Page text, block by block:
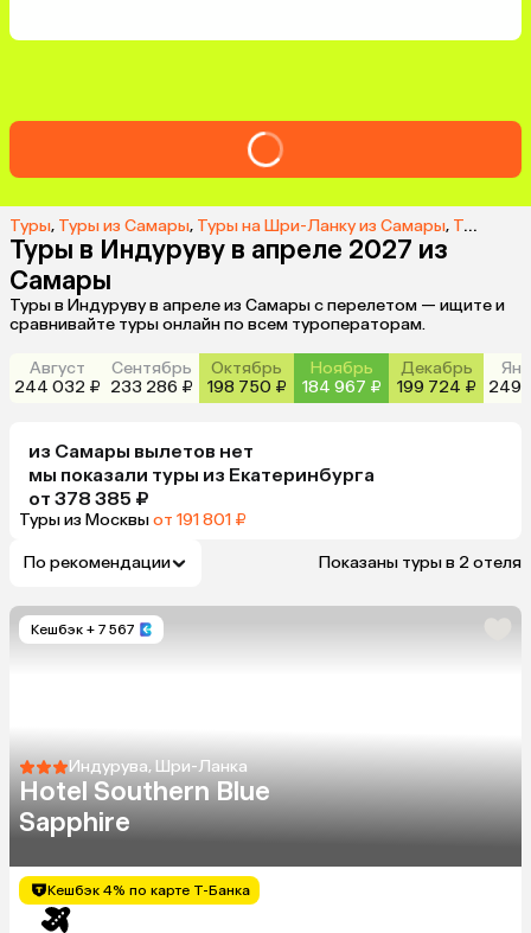
Туры, Туры из Самары, Туры на Шри-Ланку из Самары, Туры в Индуруву из Самары
Туры в Индуруву в апреле 2027 из
Самары
Туры в Индуруву в апреле из Самары с перелетом — ищите и
сравнивайте туры онлайн по всем туроператорам.
Август
244 032 ₽
Сентябрь
233 286 ₽
Октябрь
198 750 ₽
Ноябрь
184 967 ₽
Декабрь
199 724 ₽
249
из Самары вылетов нет
мы показали туры из Екатеринбурга
от 378 385 ₽
Туры из Москвыот 191 801 ₽
По рекомендации Показаны туры в 2 отеля
Кешбэк + 7 567
Индурува, Шри-Ланка
Hotel Southern Blue
Sapphire
Кешбэк 4% по карте Т-Банка